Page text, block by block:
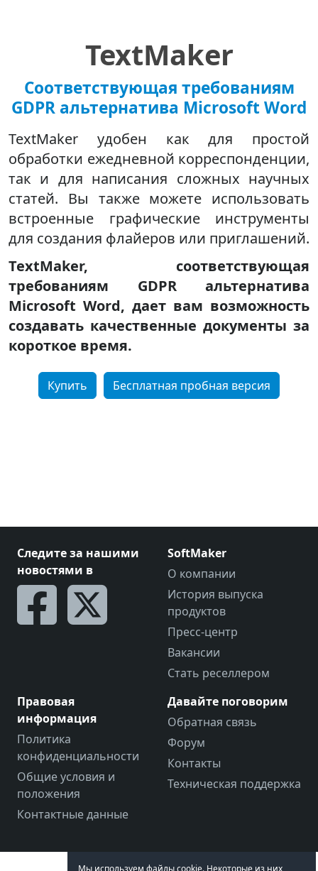
TextMaker
Соответствующая требованиям
GDPR альтернатива Microsoft Word
TextMaker удобен как для простой
обработки ежедневной корреспонденции,
так и для написания сложных научных
статей. Вы также можете использовать
встроенные графические инструменты
для создания флайеров или приглашений.
TextMaker, соответствующая
требованиям GDPR альтернатива
Microsoft Word, дает вам возможность
создавать качественные документы за
короткое время.
Купить Бесплатная пробная версия
Мы используем файлы cookie. Некоторые из них
Следите за нашими
новостями в
SoftMaker
О компании
История выпуска
продуктов
Пресс-центр
Вакансии
Стать реселлером
Правовая
информация
Политика
конфиденциальности
Общие условия и
положения
Контактные данные
Давайте поговорим
Обратная связь
Форум
Контакты
Техническая поддержка